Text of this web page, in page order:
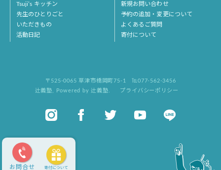
お問合せ 寄付について
Tsuji’s キッチン
先生のひとりごと
いただきもの
活動日記
新規お問い合わせ
予約の追加・変更について
よくあるご質問
寄付について
〒525-0065 草津市橋岡町75-1
℡077-562-3456
辻義塾
Powered by 辻義塾. プライバシーポリシー